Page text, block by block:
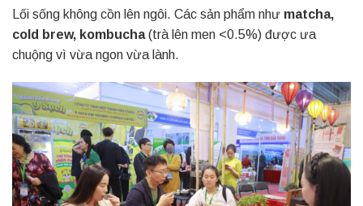
Lối sống không cồn lên ngôi. Các sản phẩm như matcha,
cold brew, kombucha(trà lên men <0.5%) được ưa
chuộng vì vừa ngon vừa lành.